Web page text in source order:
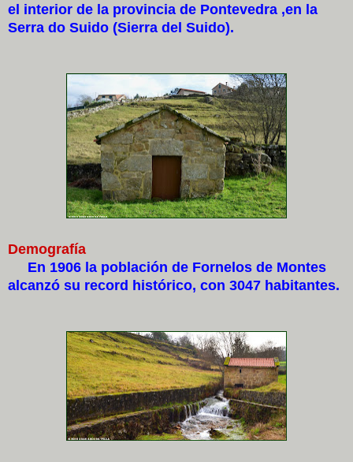
el interior de la provincia de Pontevedra ,en la
Serra do Suido (Sierra del Suido).
Demografía
En 1906 la población de Fornelos de Montes
alcanzó su record histórico, con 3047 habitantes.